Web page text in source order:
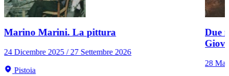
Marino Marini. La pittura
24 Dicembre 2025 / 27 Settembre 2026
Pistoia
Due
28